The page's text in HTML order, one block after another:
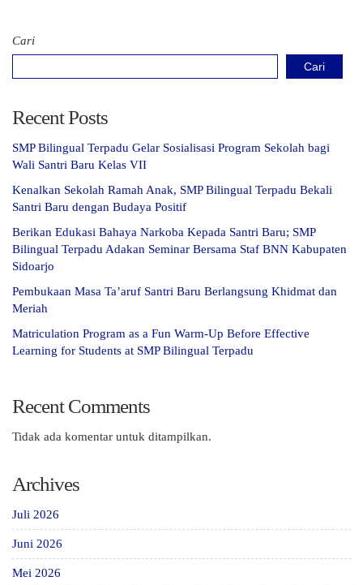
Cari
Cari
Recent Posts
SMP Bilingual Terpadu Gelar Sosialisasi Program Sekolah bagi
Wali Santri Baru Kelas VII
Kenalkan Sekolah Ramah Anak, SMP Bilingual Terpadu Bekali
Santri Baru dengan Budaya Positif
Berikan Edukasi Bahaya Narkoba Kepada Santri Baru; SMP
Bilingual Terpadu Adakan Seminar Bersama Staf BNN Kabupaten
Sidoarjo
Pembukaan Masa Ta’aruf Santri Baru Berlangsung Khidmat dan
Meriah
Matriculation Program as a Fun Warm-Up Before Effective
Learning for Students at SMP Bilingual Terpadu
Recent Comments
Tidak ada komentar untuk ditampilkan.
Archives
Juli 2026
Juni 2026
Mei 2026